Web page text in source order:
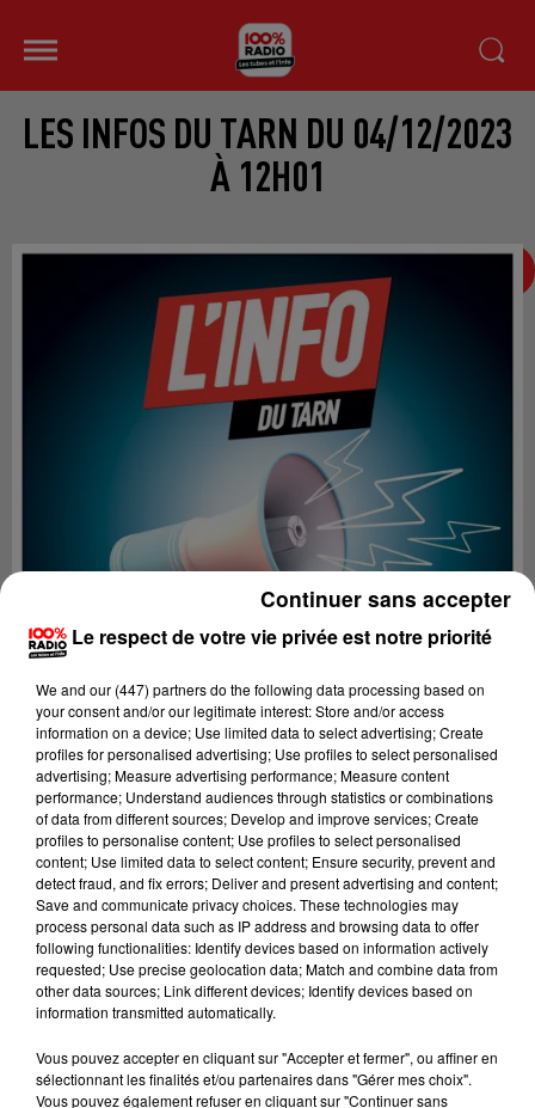
LES INFOS DU TARN DU 04/12/2023
À 12H01
Lecture (3 min 21 sec)
100%
4 décembre 2023 - 3 min 21 sec
Le respect de votre vie privée est notre priorité
We and our (447) partnersdo the following data processing based on
your consent and/or our legitimate interest: Store and/or access
information on a device; Use limited data to select advertising; Create
profiles for personalised advertising; Use profiles to select personalised
advertising; Measure advertising performance; Measure content
performance; Understand audiences through statistics or combinations
of data from different sources; Develop and improve services; Create
profiles to personalise content; Use profiles to select personalised
content; Use limited data to select content; Ensure security, prevent and
detect fraud, and fix errors; Deliver and present advertising and content;
Save and communicate privacy choices. These technologies may
process personal data such as IP address and browsing data to offer
following functionalities: Identify devices based on information actively
requested; Use precise geolocation data; Match and combine data from
other data sources; Link different devices; Identify devices based on
information transmitted automatically.
Vous pouvez accepter en cliquant sur "Accepter et fermer", ou affiner en
sélectionnant les finalités et/ou partenaires dans "Gérer mes choix".
Vous pouvez également refuser en cliquant sur "Continuer sans
Continuer sans accepter